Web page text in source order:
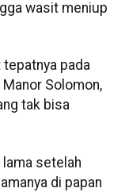
wasit meniup
pada
Solomon,
tak bisa
setelah
di papan